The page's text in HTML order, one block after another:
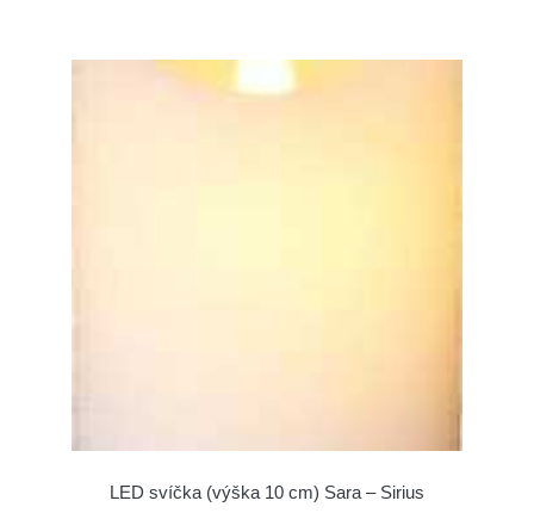
LED svíčka (výška 10 cm) Sara – Sirius